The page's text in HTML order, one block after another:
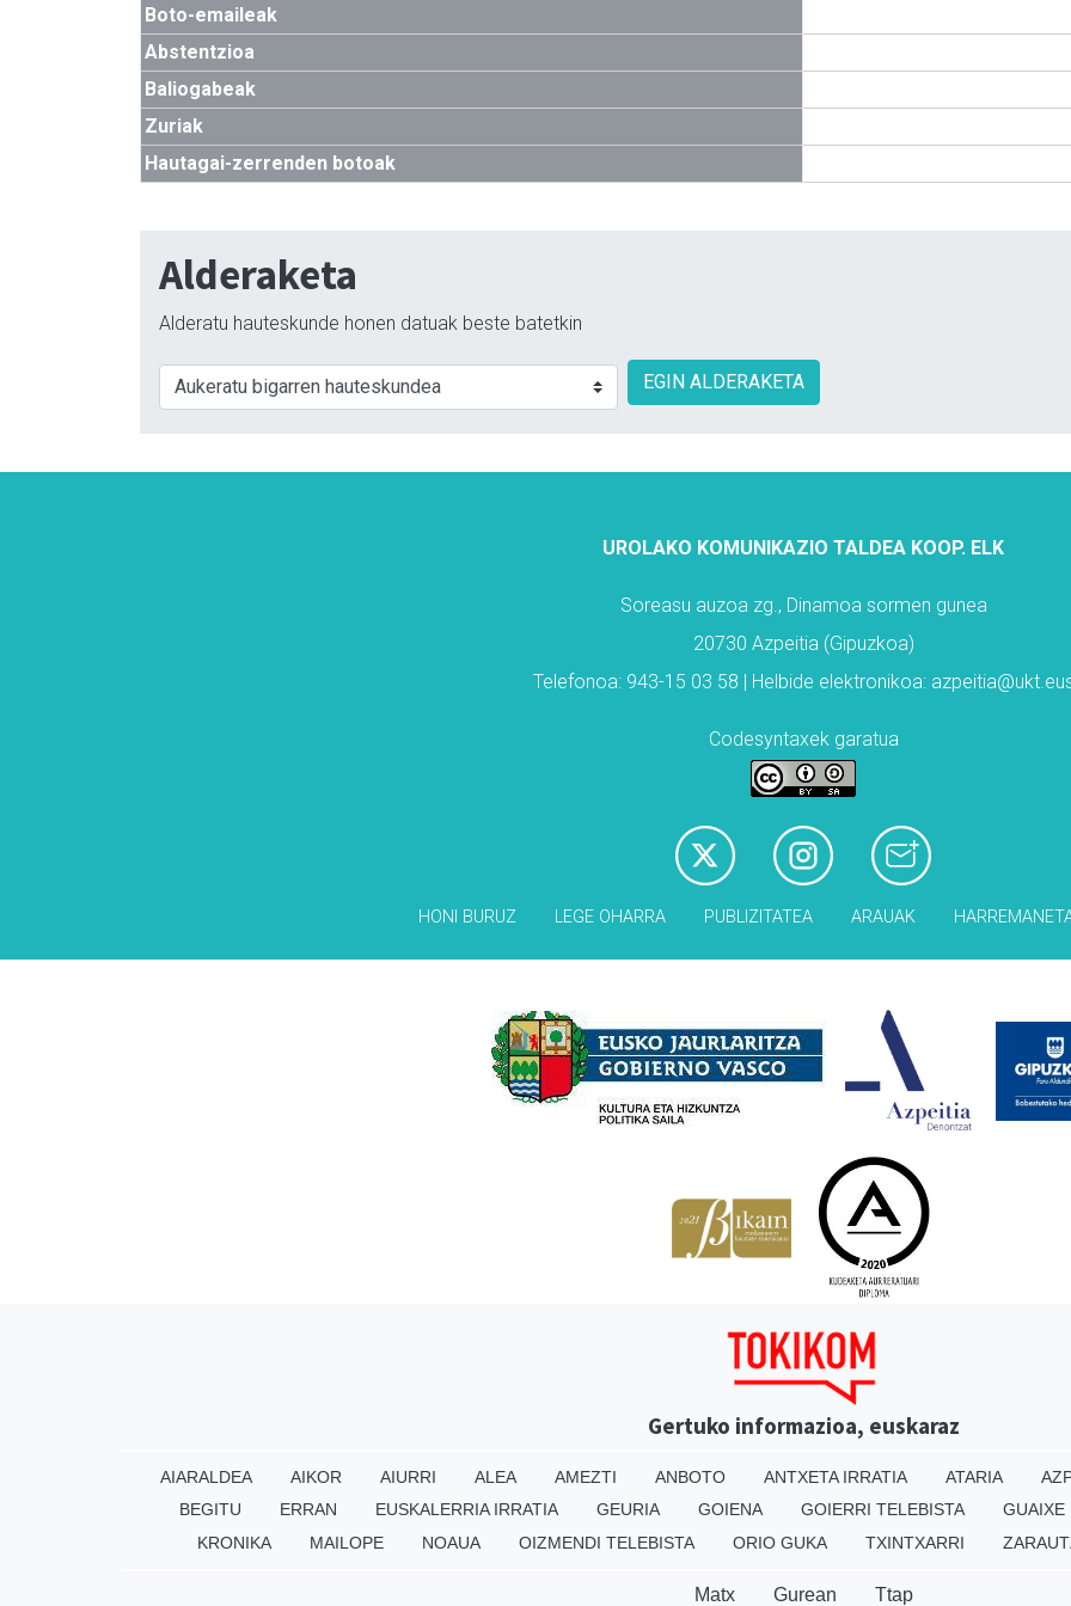
Boto-emaileak
Abstentzioa
Baliogabeak
Zuriak
Hautagai-zerrenden botoak
Alderaketa
Alderatu hauteskunde honen datuak beste batetkin
EGIN ALDERAKETA
UROLAKO KOMUNIKAZIO TALDEA KOOP. ELK
Soreasu auzoa zg., Dinamoa sormen gunea
20730 Azpeitia (Gipuzkoa)
Telefonoa: 943-15 03 58 | Helbide elektronikoa:
Codesyntaxek garatua
HONI BURUZ LEGE OHARRA PUBLIZITATEA ARAUAK
Gertuko informazioa, euskaraz
AIARALDEA AIKOR AIURRI ALEA AMEZTI ANBOTO ANTXETA IRRATIA ATARIA
BEGITU
ERRAN EUSKALERRIA IRRATIA GEURIA GOIENA GOIERRI TELEBISTA GUAIXE
KRONIKA
MAILOPE NOAUA OIZMENDI TELEBISTA ORIO GUKA TXINTXARRI
Matx Gurean Ttap